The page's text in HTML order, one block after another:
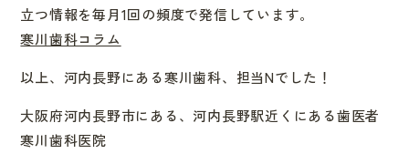
立つ情報を毎月1回の頻度で発信しています。
寒川歯科コラム
以上、河内長野にある寒川歯科、担当Nでした！
大阪府河内長野市にある、河内長野駅近くにある歯医者
寒川歯科医院